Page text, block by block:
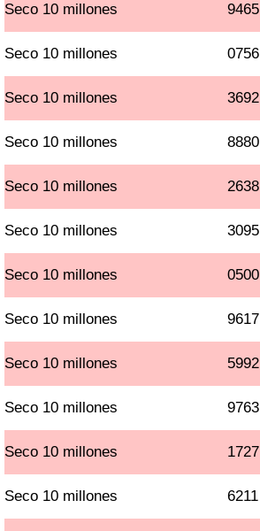
Seco 10 millones 9465
Seco 10 millones 0756
Seco 10 millones 3692
Seco 10 millones 8880
Seco 10 millones 2638
Seco 10 millones 3095
Seco 10 millones 0500
Seco 10 millones 9617
Seco 10 millones 5992
Seco 10 millones 9763
Seco 10 millones 1727
Seco 10 millones 6211